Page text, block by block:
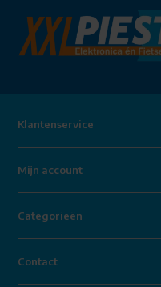
Klantenservice
Mijn account
Categorieën
Contact